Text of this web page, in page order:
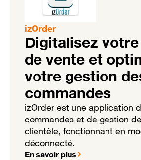
izOrder
Digitalisez
de vente et
votre gestion
commandes
izOrder est une application
commandes et de gestion
clientèle, fonctionnant en
déconnecté.
En savoir plus